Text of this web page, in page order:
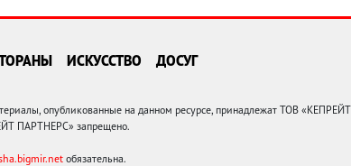
ИСКУССТВО ДОСУГ
опубликованные на данном ресурсе, принадлежат ТОВ
ПАРТНЕРС» запрещено.
обязательна.